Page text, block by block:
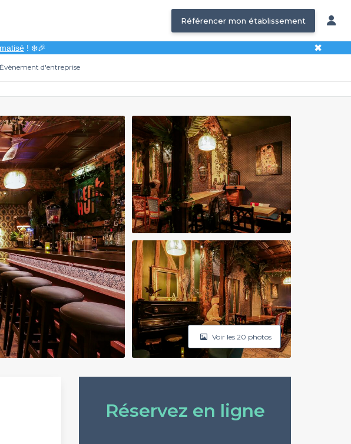
Référencer mon établissement
! ❄️🎉 ✖
Évènement d'entreprise
Voir les 20 photos
Réservez en ligne